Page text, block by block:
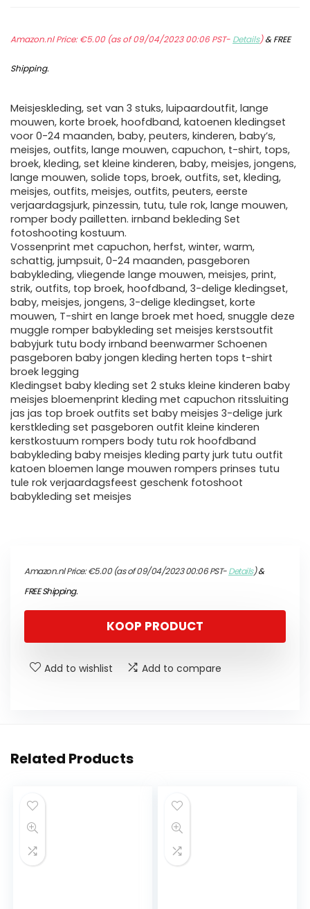
Amazon.nl Price:€5.00(as of 09/04/2023 00:06 PST- Details)&FREE
Shipping.
Meisjeskleding, set van 3 stuks, luipaardoutfit, lange
mouwen, korte broek, hoofdband, katoenen kledingset
voor 0-24 maanden, baby, peuters, kinderen, baby’s,
meisjes, outfits, lange mouwen, capuchon, t-shirt, tops,
broek, kleding, set kleine kinderen, baby, meisjes, jongens,
lange mouwen, solide tops, broek, outfits, set, kleding,
meisjes, outfits, meisjes, outfits, peuters, eerste
verjaardagsjurk, pinzessin, tutu, tule rok, lange mouwen,
romper body pailletten. irnband bekleding Set
fotoshooting kostuum.
Vossenprint met capuchon, herfst, winter, warm,
schattig, jumpsuit, 0-24 maanden, pasgeboren
babykleding, vliegende lange mouwen, meisjes, print,
strik, outfits, top broek, hoofdband, 3-delige kledingset,
baby, meisjes, jongens, 3-delige kledingset, korte
mouwen, T-shirt en lange broek met hoed, snuggle deze
muggle romper babykleding set meisjes kerstsoutfit
babyjurk tutu body irnband beenwarmer Schoenen
pasgeboren baby jongen kleding herten tops t-shirt
broek legging
Kledingset baby kleding set 2 stuks kleine kinderen baby
meisjes bloemenprint kleding met capuchon ritssluiting
jas jas top broek outfits set baby meisjes 3-delige jurk
kerstkleding set pasgeboren outfit kleine kinderen
kerstkostuum rompers body tutu rok hoofdband
babykleding baby meisjes kleding party jurk tutu outfit
katoen bloemen lange mouwen rompers prinses tutu
tule rok verjaardagsfeest geschenk fotoshoot
babykleding set meisjes
Amazon.nl Price:€5.00(as of 09/04/2023 00:06 PST-Details)&
FREE Shipping.
KOOP PRODUCT
Add to wishlist Add to compare
Related Products